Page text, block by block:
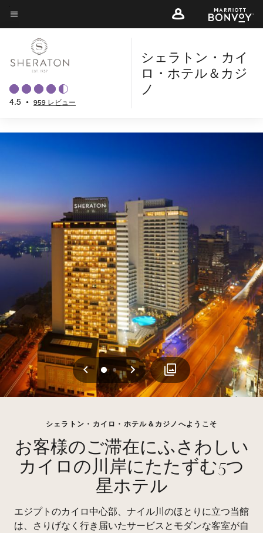
Skip
to
content
メニューのテキスト
4.5 • 959 レビュー
シェラトン・カイ
ロ・ホテル＆カジ
ノ
戻る
0 1 次へ
シェラトン・カイロ・ホテル＆カジノへようこそ
お客様のご滞在にふさわしい
カイロの川岸にたたずむ5つ
星ホテル
エジプトのカイロ中心部、ナイル川のほとりに立つ当館
は、さりげなく行き届いたサービスとモダンな客室が自